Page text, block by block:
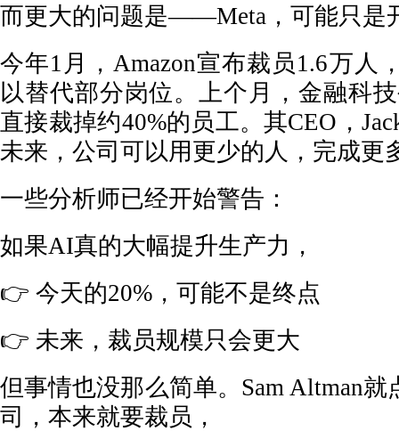
而更大的问题是——Meta，可能只是
今年1月，Amazon宣布裁员1.6万人
以替代部分岗位。上个月，金融科
直接裁掉约40%的员工。其CEO，
未来，公司可以用更少的人，完成更
一些分析师已经开始警告：
如果AI真的大幅提升生产力，
👉 今天的20%，可能不是终点
👉 未来，裁员规模只会更大
但事情也没那么简单。Sam Altman
司，本来就要裁员，